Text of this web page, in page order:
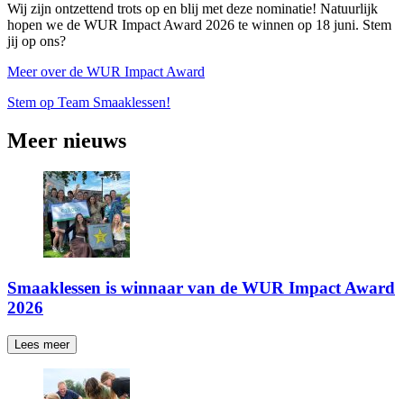
Wij zijn ontzettend trots op en blij met deze nominatie! Natuurlijk
hopen we de WUR Impact Award 2026 te winnen op 18 juni. Stem
jij op ons?
Meer over de WUR Impact Award
Stem op Team Smaaklessen!
Meer nieuws
Smaaklessen is winnaar van de WUR Impact Award
2026
Lees meer